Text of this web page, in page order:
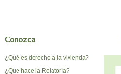
Conozca
¿Qué es derecho a la vivienda?
¿Que hace la Relatoría?